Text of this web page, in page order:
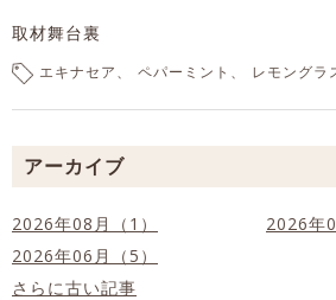
取材舞台裏
エキナセア ペパーミント レモングラ
アーカイブ
2026年08月（1）
2026年
2026年06月（5）
さらに古い記事